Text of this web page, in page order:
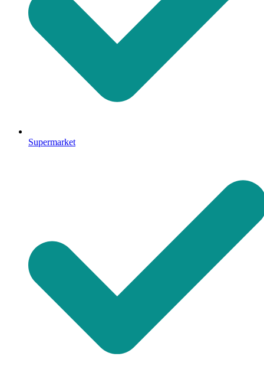
Supermarket